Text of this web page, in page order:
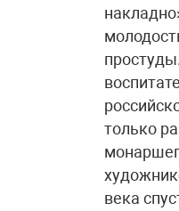
только
века